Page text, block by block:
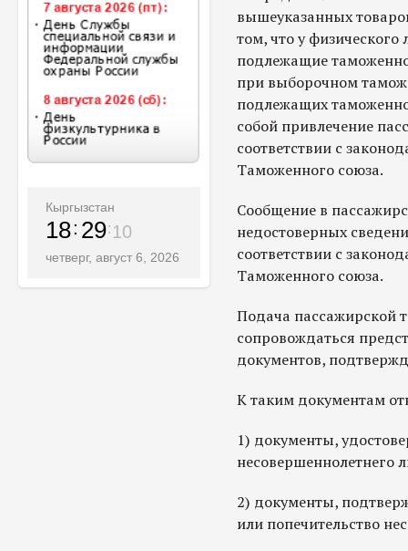
Кыргызстан
18 29 11
четверг, август 6, 2026
вышеуказанных
том, что у физического
подлежащие
при выборочном
подлежащих
собой привлечение
соответствии с
Таможенного союза.
Сообщение в
недостоверных
соответствии с
Таможенного союза.
Подача пассажирской
сопровождаться
документов,
К таким документам
1) документы,
несовершеннолетнего
2) документы,
или попечительство